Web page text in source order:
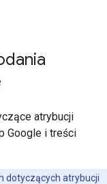
atrybucji
Google i treści
dotyczących atrybucji